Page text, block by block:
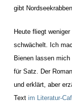
gibt
Heute fliegt
schwächelt. Ich
Bienen lassen
für Satz. Der
und erklärt, aber
Text im Literatur-